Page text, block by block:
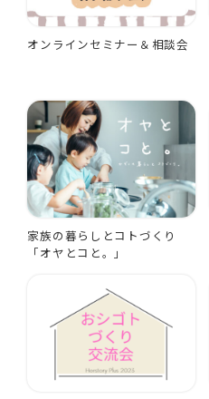
オンラインセミナー＆相談会
家族の暮らしとコトづくり
「オヤとコと。」